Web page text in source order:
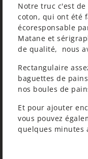
Notre truc c'est de
coton, qui ont été
écoresponsable
Matane et
de qualité, nous
Rectangulaire
baguettes de
nos boules de
Et pour ajouter
vous pouvez
quelques minutes